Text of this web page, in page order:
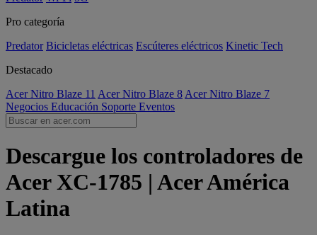
Pro categoría
Predator Bicicletas eléctricas Escúteres eléctricos Kinetic Tech
Destacado
Acer Nitro Blaze 11 Acer Nitro Blaze 8 Acer Nitro Blaze 7
Negocios Educación Soporte Eventos
Descargue los controladores de
Acer XC-1785 | Acer América
Latina